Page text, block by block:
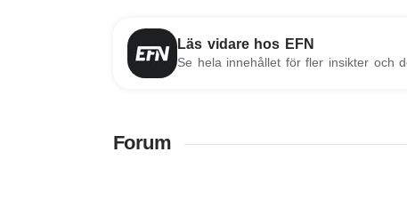
Läs vidare hos EFN
Se hela innehållet för fler insikter och
Forum